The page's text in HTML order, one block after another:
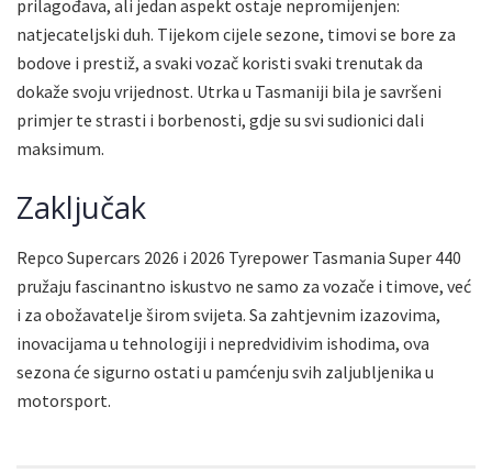
prilagođava, ali jedan aspekt ostaje nepromijenjen:
natjecateljski duh. Tijekom cijele sezone, timovi se bore za
bodove i prestiž, a svaki vozač koristi svaki trenutak da
dokaže svoju vrijednost. Utrka u Tasmaniji bila je savršeni
primjer te strasti i borbenosti, gdje su svi sudionici dali
maksimum.
Zaključak
Repco Supercars 2026 i 2026 Tyrepower Tasmania Super 440
pružaju fascinantno iskustvo ne samo za vozače i timove, već
i za obožavatelje širom svijeta. Sa zahtjevnim izazovima,
inovacijama u tehnologiji i nepredvidivim ishodima, ova
sezona će sigurno ostati u pamćenju svih zaljubljenika u
motorsport.